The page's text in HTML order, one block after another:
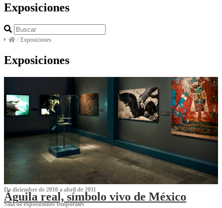
Exposiciones
/ Exposiciones
Exposiciones
De diciembre de 2010 a abril de 2011
Águila real, símbolo vivo de México
Sala de exposiciones temporales